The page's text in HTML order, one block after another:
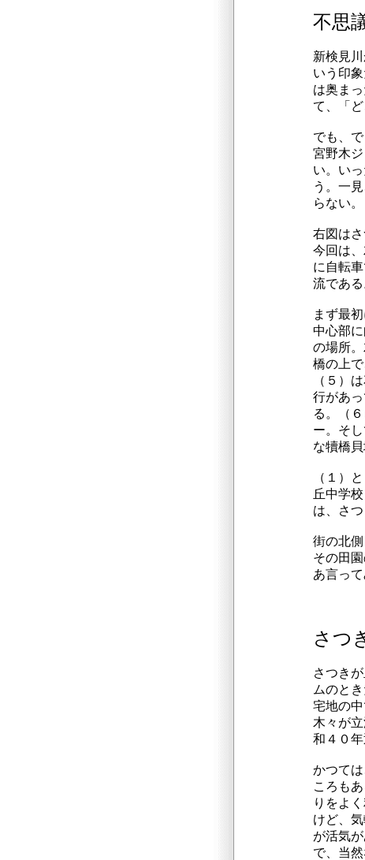
不思
新検見
いう印
は奥ま
て、「
でも、
宮野木
い。い
う。一
らない。
右図はさ
今回は
に自転
流である
まず最初
中心部
の場所
橋の上で
（５）
行があ
る。（
ー。そ
な犢橋貝
（１）
丘中学
は、さつ
街の北
その田
あ言っ
さつ
さつき
ムのと
宅地の
木々が
和４０年
かつて
ころも
りをよ
けど、
が活気
で、当